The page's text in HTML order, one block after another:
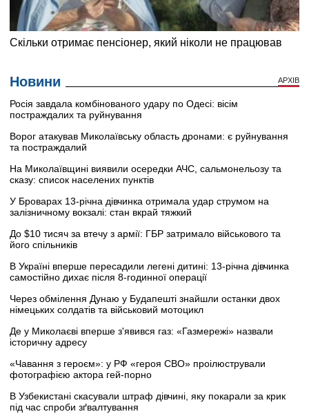
Новини АРХІВ
Росія завдала комбінованого удару по Одесі: вісім
постраждалих та руйнування
Ворог атакував Миколаївську область дронами: є руйнування
та постраждалий
На Миколаївщині виявили осередки АЧС, сальмонельозу та
сказу: список населених пунктів
У Броварах 13-річна дівчинка отримала удар струмом на
залізничному вокзалі: стан вкрай тяжкий
До $10 тисяч за втечу з армії: ГБР затримало військового та
його спільників
В Україні вперше пересадили легені дитині: 13-річна дівчинка
самостійно дихає після 8-годинної операції
Через обмілення Дунаю у Будапешті знайшли останки двох
німецьких солдатів та військовий мотоцикл
Де у Миколаєві вперше з'явився газ: «Газмережі» назвали
історичну адресу
«Чавання з героєм»: у РФ «героя СВО» проілюстрували
фотографією актора гей-порно
В Узбекистані скасували штраф дівчині, яку покарали за крик
під час спроби зґвалтування